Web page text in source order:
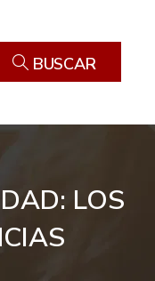
BUSCAR
LOS